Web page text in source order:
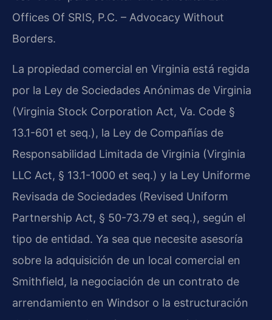
Offices Of SRIS, P.C. – Advocacy Without
Borders.
La propiedad comercial en Virginia está regida
por la Ley de Sociedades Anónimas de Virginia
(Virginia Stock Corporation Act, Va. Code §
13.1-601 et seq.), la Ley de Compañías de
Responsabilidad Limitada de Virginia (Virginia
LLC Act, § 13.1-1000 et seq.) y la Ley Uniforme
Revisada de Sociedades (Revised Uniform
Partnership Act, § 50-73.79 et seq.), según el
tipo de entidad. Ya sea que necesite asesoría
sobre la adquisición de un local comercial en
Smithfield, la negociación de un contrato de
arrendamiento en Windsor o la estructuración